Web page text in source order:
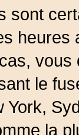
sont
heures
le
York,
la